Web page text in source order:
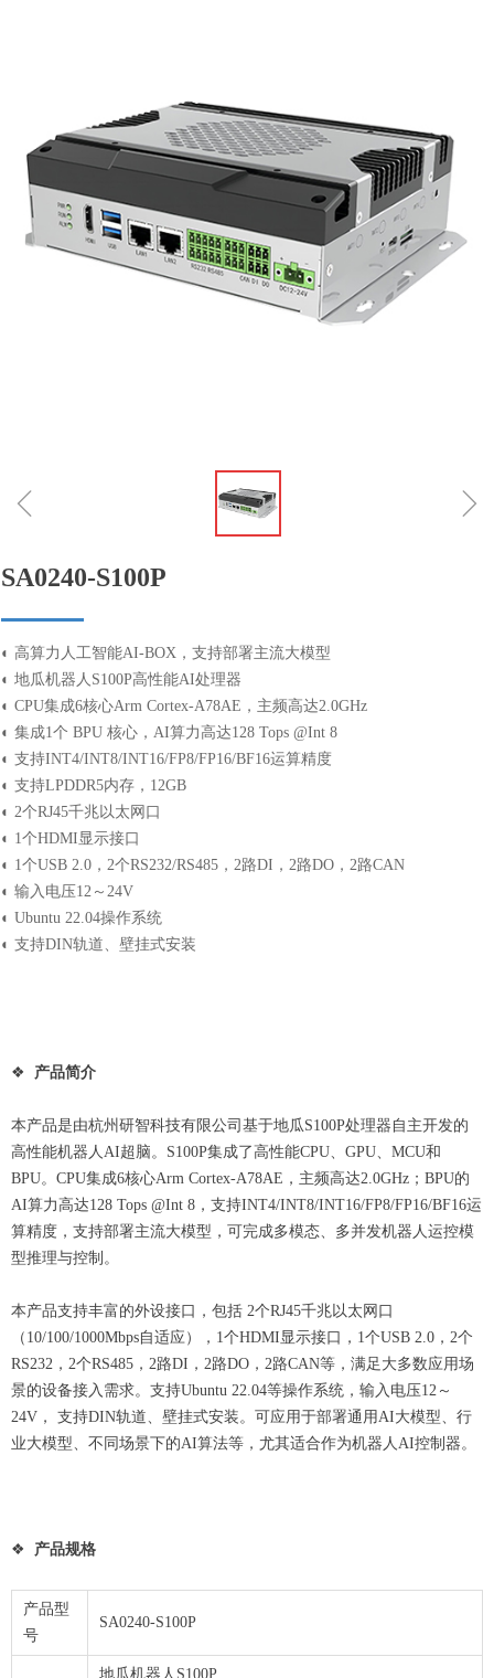
ꁆ ꁇ
SA0240-S100P
◐ 高算力人工智能AI-BOX，支持部署主流大模型
◐ 地瓜机器人S100P高性能AI处理器
◐ CPU集成6核心Arm Cortex-A78AE，主频高达2.0GHz
◐ 集成1个 BPU 核心，AI算力高达128 Tops @Int 8
◐ 支持INT4/INT8/INT16/FP8/FP16/BF16运算精度
◐ 支持LPDDR5内存，12GB
◐ 2个RJ45千兆以太网口
◐ 1个HDMI显示接口
◐ 1个USB 2.0，2个RS232/RS485，2路DI，2路DO，2路CAN
◐ 输入电压12～24V
◐ Ubuntu 22.04操作系统
◐ 支持DIN轨道、壁挂式安装
❖ 产品简介
本产品是由杭州研智科技有限公司基于地瓜S100P处理器自主开发的
高性能机器人AI超脑。S100P集成了高性能CPU、GPU、MCU和
BPU。CPU集成6核心Arm Cortex-A78AE，主频高达2.0GHz；BPU的
AI算力高达128 Tops @Int 8，支持INT4/INT8/INT16/FP8/FP16/BF16运
算精度，支持部署主流大模型，可完成多模态、多并发机器人运控模
型推理与控制。
本产品支持丰富的外设接口，包括 2个RJ45千兆以太网口
（10/100/1000Mbps自适应），1个HDMI显示接口，1个USB 2.0，2个
RS232，2个RS485，2路DI，2路DO，2路CAN等，满足大多数应用场
景的设备接入需求。支持Ubuntu 22.04等操作系统，输入电压12～
24V， 支持DIN轨道、壁挂式安装。可应用于部署通用AI大模型、行
业大模型、不同场景下的AI算法等，尤其适合作为机器人AI控制器。
❖ 产品规格
产品型
号
SA0240-S100P
地瓜机器人S100P